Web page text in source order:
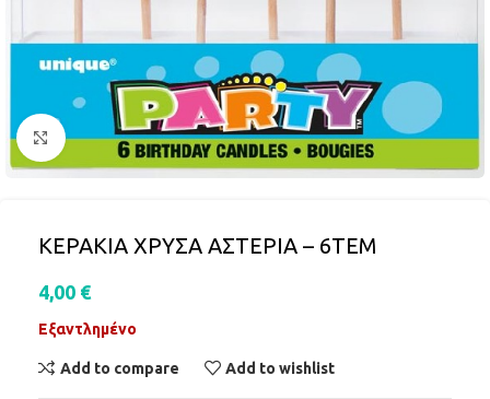
Click to enlarge
ΚΕΡΑΚΙΑ ΧΡΥΣΑ ΑΣΤΕΡΙΑ – 6ΤΕΜ
4,00 €
Εξαντλημένο
Add to compare Add to wishlist